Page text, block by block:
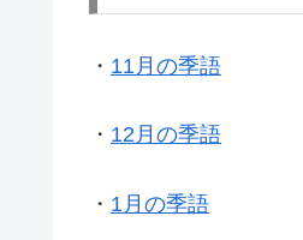
・ 11月の季語
・ 12月の季語
・ 1月の季語